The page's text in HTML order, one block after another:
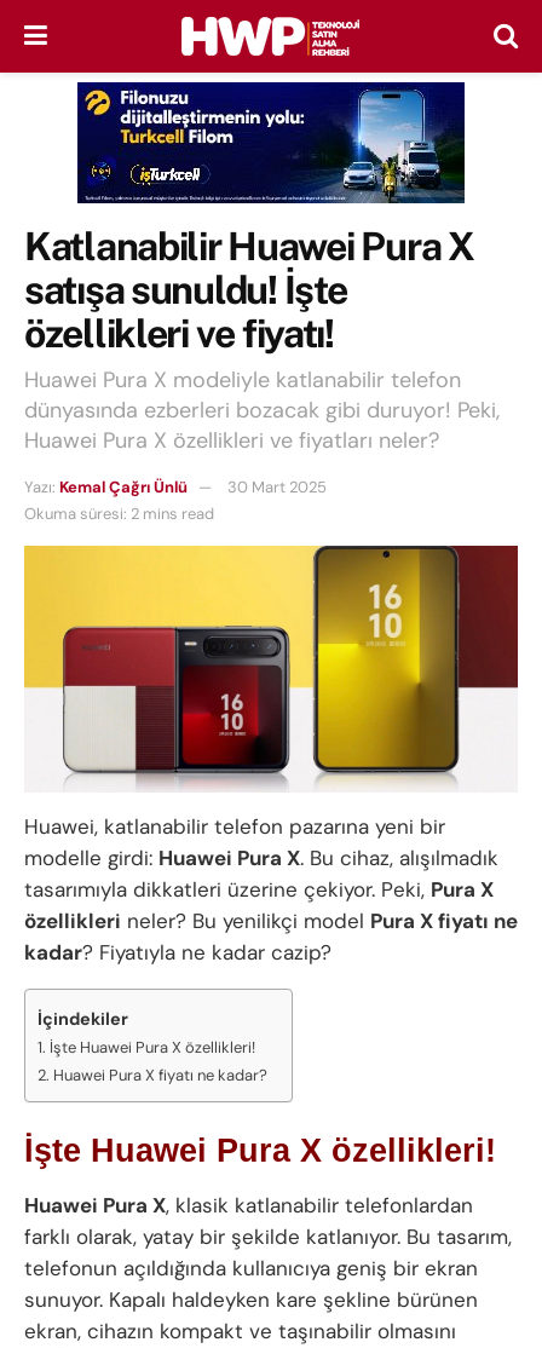
Katlanabilir Huawei Pura X
satışa sunuldu! İşte
özellikleri ve fiyatı!
Huawei Pura X modeliyle katlanabilir telefon
dünyasında ezberleri bozacak gibi duruyor! Peki,
Huawei Pura X özellikleri ve fiyatları neler?
Yazı: Kemal Çağrı Ünlü
30 Mart 2025
Okuma süresi: 2 mins read
Huawei, katlanabilir telefon pazarına yeni bir
modelle girdi: Huawei Pura X. Bu cihaz, alışılmadık
tasarımıyla dikkatleri üzerine çekiyor. Peki, Pura X
özellikleri neler? Bu yenilikçi model Pura X fiyatı ne
kadar? Fiyatıyla ne kadar cazip?
İçindekiler
İşte Huawei Pura X özellikleri!
Huawei Pura X fiyatı ne kadar?
İşte Huawei Pura X özellikleri!
Huawei Pura X, klasik katlanabilir telefonlardan
farklı olarak, yatay bir şekilde katlanıyor. Bu tasarım,
telefonun açıldığında kullanıcıya geniş bir ekran
sunuyor. Kapalı haldeyken kare şekline bürünen
ekran, cihazın kompakt ve taşınabilir olmasını